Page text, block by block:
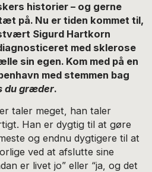
historier – og gerne
på. Nu er tiden kommet til,
Sigurd Hartkorn
med sklerose
sin egen. Kom med på en
med stemmen bag
du græder.
taler meget, han taler
Han er dygtig til at gøre
og endnu dygtigere til at
ved at afslutte sine
er livet jo” eller “ja, og det